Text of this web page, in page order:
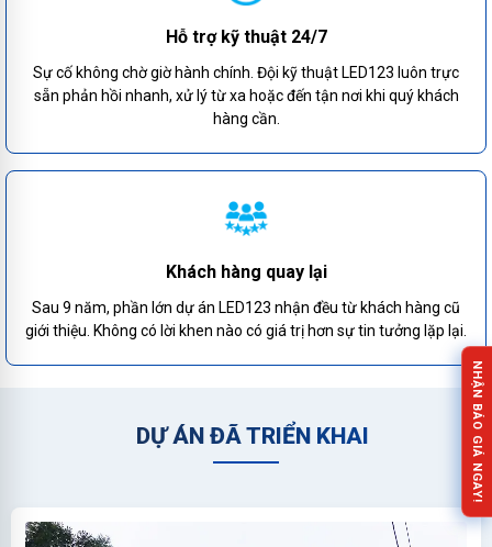
Hỗ trợ kỹ thuật 24/7
Sự cố không chờ giờ hành chính. Đội kỹ thuật LED123 luôn trực
sẵn phản hồi nhanh, xử lý từ xa hoặc đến tận nơi khi quý khách
hàng cần.
Khách hàng quay lại
Sau 9 năm, phần lớn dự án LED123 nhận đều từ khách hàng cũ
giới thiệu. Không có lời khen nào có giá trị hơn sự tin tưởng lặp lại.
DỰ ÁN ĐÃ TRIỂN KHAI NHẬN BÁO GIÁ NGAY!